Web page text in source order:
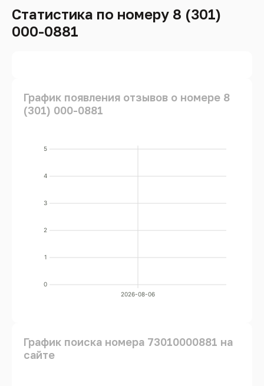
Статистика по номеру 8 (301)
000-0881
График появления отзывов о номере 8
(301) 000-0881
0
1
2
3
4
5
2026-08-06
График поиска номера 73010000881 на
сайте